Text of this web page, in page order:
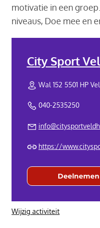
motivatie in een
niveaus, Doe mee en
City Sport
Wal 152 5501 HP
040-2535250
https://
Wijzig activiteit